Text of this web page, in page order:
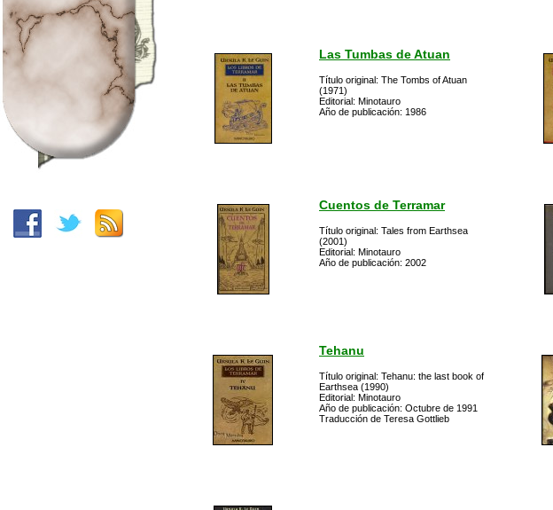
Las Tumbas de Atuan
Título original: The Tombs of Atuan
(1971)
Editorial: Minotauro
Año de publicación: 1986
Cuentos de Terramar
Título original: Tales from Earthsea
(2001)
Editorial: Minotauro
Año de publicación: 2002
Tehanu
Título original: Tehanu: the last book of
Earthsea (1990)
Editorial: Minotauro
Año de publicación: Octubre de 1991
Traducción de Teresa Gottlieb